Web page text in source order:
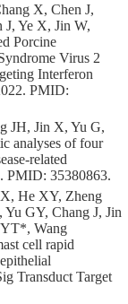
X, Chen J,
J, Ye X, Jin W,
Porcine
Virus 2
Interferon
PMID:
JH, Jin X, Yu G,
analyses of four
related
PMID: 35380863.
He XY, Zheng
GY, Chang J, Jin
Wang
cell rapid
Transduct Target